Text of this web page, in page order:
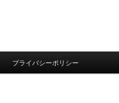
プライバシーポリシー